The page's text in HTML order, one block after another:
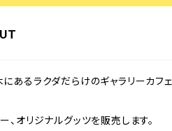
あるラクダだらけのギャラリーカフ
、オリジナルグッツを販売します。